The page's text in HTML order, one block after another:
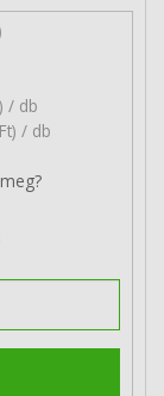
/ db
/ db